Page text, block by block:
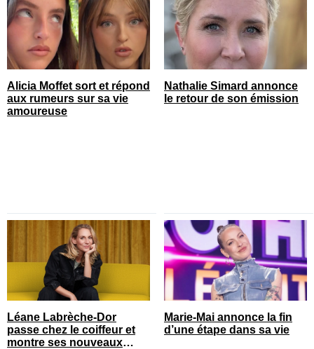
Alicia Moffet sort et répond
aux rumeurs sur sa vie
amoureuse
Nathalie Simard annonce
le retour de son émission
Léane Labrèche-Dor
passe chez le coiffeur et
montre ses nouveaux
Marie-Mai annonce la fin
d’une étape dans sa vie